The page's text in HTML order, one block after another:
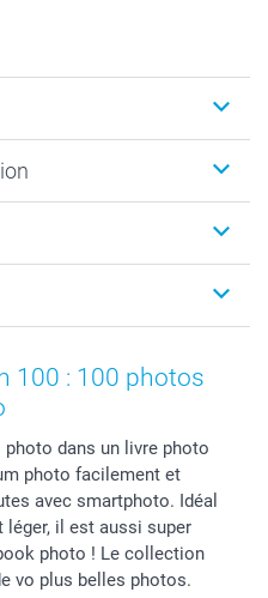
100 : 100 photos
dans un livre photo
photo facilement et
avec smartphoto. Idéal
léger, il est aussi super
photo ! Le collection
vo plus belles photos.